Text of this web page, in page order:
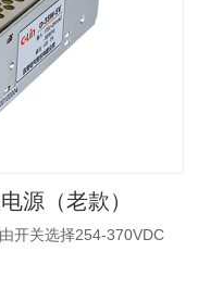
源（老款）
开关选择254-370VDC